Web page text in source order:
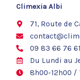
o
Climexia Albi
71, Route de
09 83 66 76 61
Du Lundi au
8h00-12h00 /